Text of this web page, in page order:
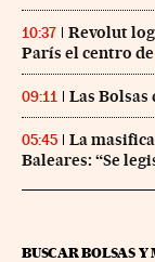
10:37
Revolut
París el centro de
09:11 Las Bolsas
05:45
La
Baleares: “Se
BUSCAR BOLSAS Y